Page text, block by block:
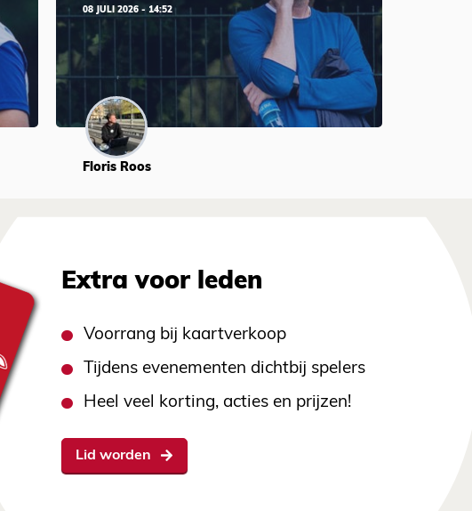
08 JULI 2026 - 14:52
Floris Roos
Extra voor leden
Voorrang bij kaartverkoop
Tijdens evenementen dichtbij spelers
Heel veel korting, acties en prijzen!
Lid worden